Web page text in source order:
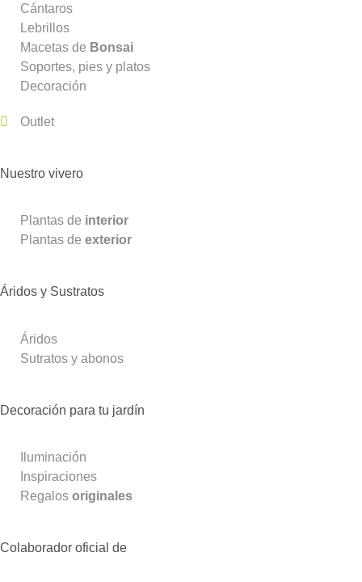
Cántaros
Lebrillos
Macetas de Bonsai
Soportes, pies y platos
Decoración
Outlet
Nuestro vivero
Plantas de interior
Plantas de exterior
Áridos y Sustratos
Áridos
Sutratos y abonos
Decoración para tu jardín
Iluminación
Inspiraciones
Regalos originales
Colaborador oficial de